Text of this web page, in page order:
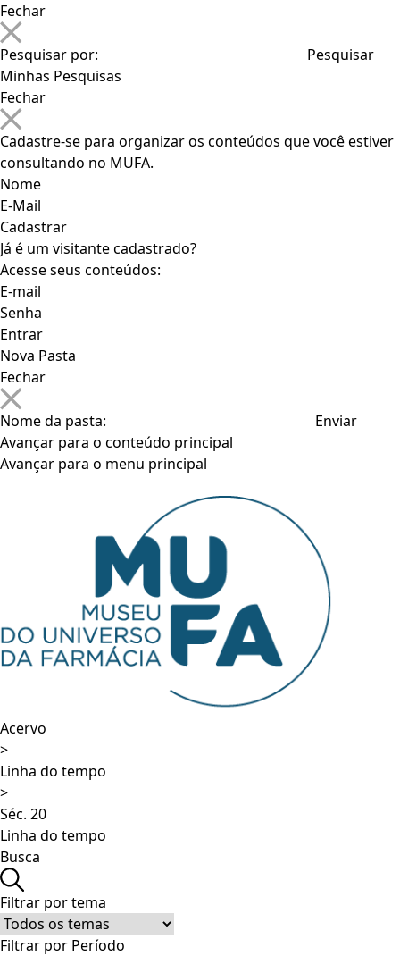
Fechar
Pesquisar por:
Minhas Pesquisas
Fechar
Cadastre-se para organizar os conteúdos que você estiver
consultando no MUFA.
Nome
E-Mail
Já é um visitante cadastrado?
Acesse seus conteúdos:
E-mail
Senha
Nova Pasta
Fechar
Nome da pasta:
Avançar para o conteúdo principal
Avançar para o menu principal
Acervo
>
Linha do tempo
>
Séc. 20
Linha do tempo
Busca
Filtrar por tema
Filtrar por Período